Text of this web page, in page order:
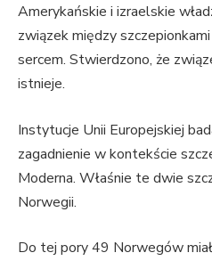
Amerykańskie i izraelskie
związek między
sercem. Stwierdzono, że
istnieje.
Instytucje Unii Europejskiej
zagadnienie w kontekście
Moderna. Właśnie te dwie
Norwegii.
Do tej pory 49 Norwegów